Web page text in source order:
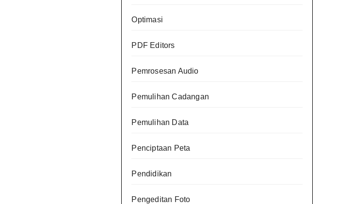
Optimasi
PDF Editors
Pemrosesan Audio
Pemulihan Cadangan
Pemulihan Data
Penciptaan Peta
Pendidikan
Pengeditan Foto